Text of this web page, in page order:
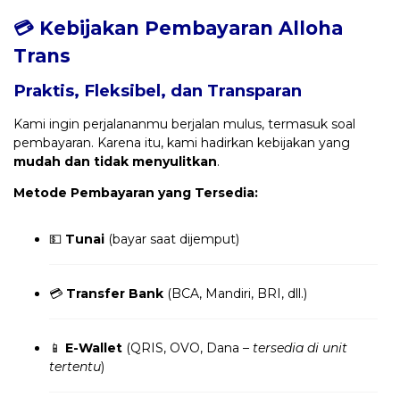
💳 Kebijakan Pembayaran Alloha
Trans
Praktis, Fleksibel, dan Transparan
Kami ingin perjalananmu berjalan mulus, termasuk soal
pembayaran. Karena itu, kami hadirkan kebijakan yang
mudah dan tidak menyulitkan.
Metode Pembayaran yang Tersedia:
💵 Tunai (bayar saat dijemput)
💳 Transfer Bank (BCA, Mandiri, BRI, dll.)
📱 E-Wallet (QRIS, OVO, Dana – tersedia di unit
tertentu)